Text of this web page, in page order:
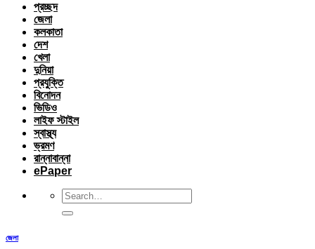
প্রচ্ছদ
জেলা
কলকাতা
দেশ
খেলা
দুনিয়া
প্রযুক্তি
বিনোদন
ভিডিও
লাইফ স্টাইল
স্বাস্থ্য
ভ্রমণ
রান্নাবান্না
ePaper
জেলা